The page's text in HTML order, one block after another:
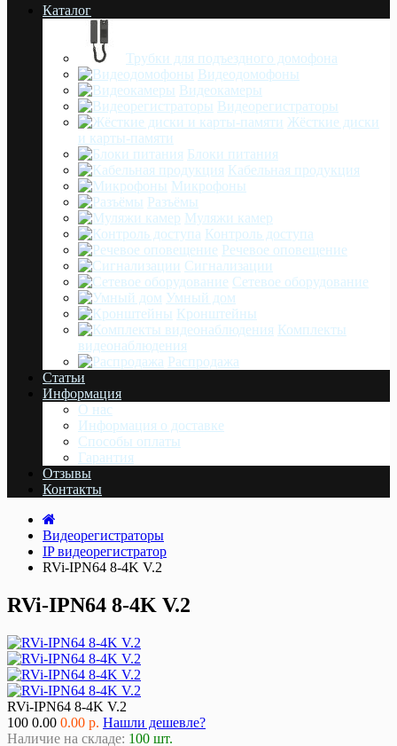
Каталог
Трубки для подъездного домофона
Видеодомофоны
Видеокамеры
Видеорегистраторы
Жёсткие диски
и карты-памяти
Блоки питания
Кабельная продукция
Микрофоны
Разъёмы
Муляжи камер
Контроль доступа
Речевое оповещение
Сигнализации
Сетевое оборудование
Умный дом
Кронштейны
Комплекты
видеонаблюдения
Распродажа
Статьи
Информация
О нас
Информация о доставке
Cпособы оплаты
Гарантия
Отзывы
Контакты
Видеорегистраторы
IP видеорегистратор
RVi-IPN64 8-4K V.2
RVi-IPN64 8-4K V.2
RVi-IPN64 8-4K V.2
100 0.00 0.00 р. Нашли дешевле?
Наличие на складе: 100 шт.